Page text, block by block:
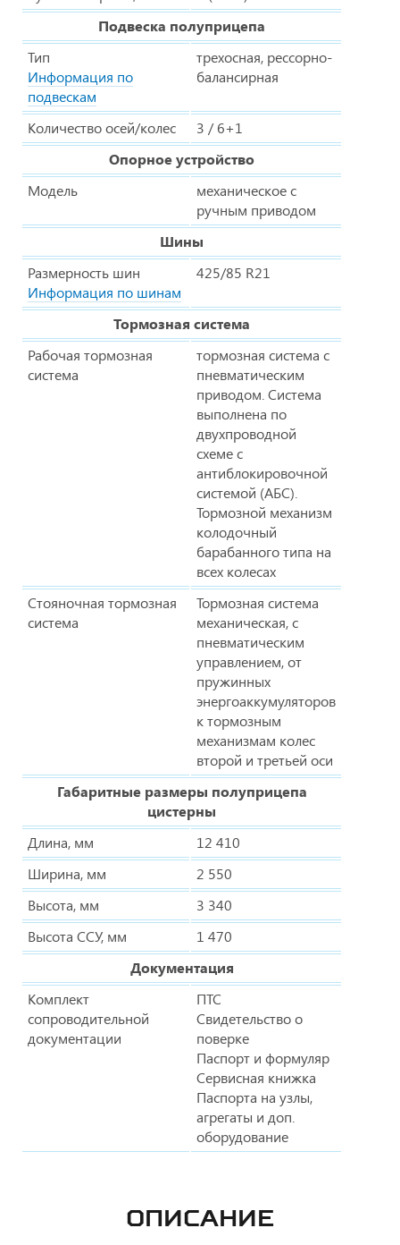
Подвеска полуприцепа
Тип
Информация по
подвескам
трехосная, рессорно-
балансирная
Количество осей/колес
3 / 6+1
Опорное устройство
Модель
механическое с
ручным приводом
Шины
Размерность шин
Информация по шинам
425/85 R21
Тормозная система
Рабочая тормозная
система
тормозная система с
пневматическим
приводом. Система
выполнена по
двухпроводной
схеме с
антиблокировочной
системой (АБС).
Тормозной механизм
колодочный
барабанного типа на
всех колесах
Стояночная тормозная
система
Тормозная система
механическая, с
пневматическим
управлением, от
пружинных
энергоаккумуляторов
к тормозным
механизмам колес
второй и третьей оси
Габаритные размеры полуприцепа
цистерны
Длина, мм
12 410
Ширина, мм
2 550
Высота, мм
3 340
Высота ССУ, мм
1 470
Документация
Комплект
сопроводительной
документации
ПТС
Свидетельство о
поверке
Паспорт и формуляр
Сервисная книжка
Паспорта на узлы,
агрегаты и доп.
оборудование
ОПИСАНИЕ